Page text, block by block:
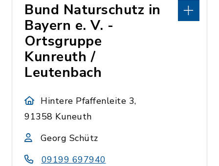
Bund Naturschutz in
Bayern e. V. -
Ortsgruppe
Kunreuth /
Leutenbach
Hintere Pfaffenleite 3,
91358 Kuneuth
Georg Schütz
09199 697940